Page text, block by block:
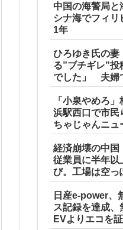
中国の海警局
シナ海でフィリ
1年
ひろゆき氏の妻
る”ブチギレ”
でした」 夫婦
「小泉やめろ
浜駅西口で市
ちゃじゃんニュ
経済崩壊の中国
従業員に半年以
び。工場は空っ
日産e-power、
ス記録を達成、
EVよりエコを